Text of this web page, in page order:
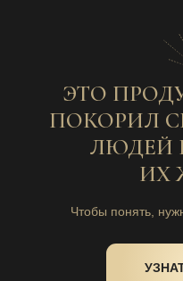
Чтобы понять,
ЭТО
ПОКОРИЛ
ЛЮДЕЙ
ИХ